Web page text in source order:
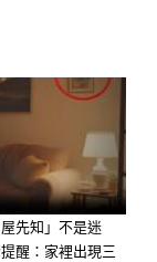
隨手買個
意外的收
發現自己
屋先知」不是迷
醒：家裡出現三